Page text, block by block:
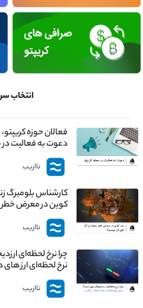
انتخاب
فعالان حوزه
دعوت به فعالیت در
نااریب
کارشناس بلومبرگ
کوین در معرض
چیست؟
نااریب
چرا نرخ لحظه‌ای
نرخ لحظه‌ای ارز های
نااریب